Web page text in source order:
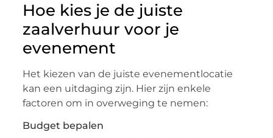
Hoe kies je de juiste
zaalverhuur voor je
evenement
Het kiezen van de juiste evenementlocatie
kan een uitdaging zijn. Hier zijn enkele
factoren om in overweging te nemen:
Budget bepalen